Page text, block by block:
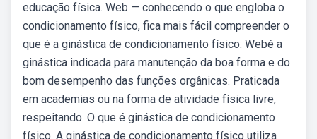
educação física. Web — conhecendo o que engloba o
condicionamento físico, fica mais fácil compreender o
que é a ginástica de condicionamento físico: Webé a
ginástica indicada para manutenção da boa forma e do
bom desempenho das funções orgânicas. Praticada
em academias ou na forma de atividade física livre,
respeitando. O que é ginástica de condicionamento
físico. A ginástica de condicionamento físico utiliza